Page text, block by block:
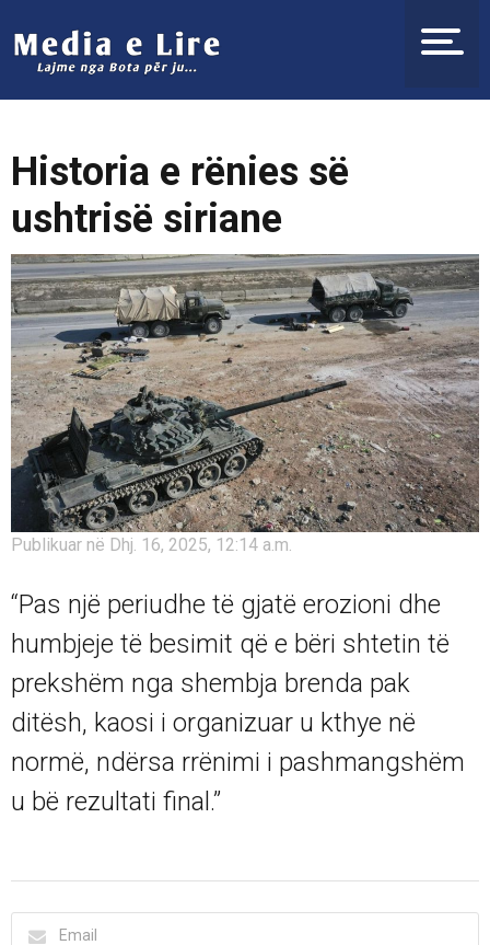
Historia e rënies së
ushtrisë siriane
Publikuar në Dhj. 16, 2025, 12:14 a.m.
“Pas një periudhe të gjatë erozioni dhe
humbjeje të besimit që e bëri shtetin të
prekshëm nga shembja brenda pak
ditësh, kaosi i organizuar u kthye në
normë, ndërsa rrënimi i pashmangshëm
u bë rezultati final.”
Email